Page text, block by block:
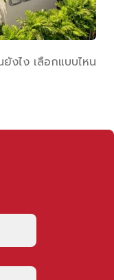
งไง เลือกแบบไหน